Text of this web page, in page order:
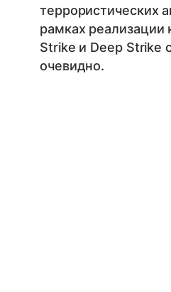
террористических
рамках реализации
Strike и Deep Strike
очевидно.